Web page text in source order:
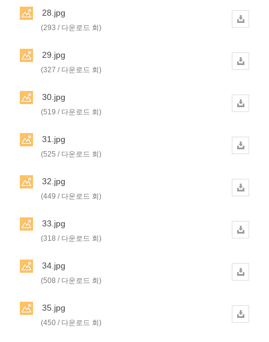
28.jpg
(293 / 다운로드 회)
29.jpg
(327 / 다운로드 회)
30.jpg
(519 / 다운로드 회)
31.jpg
(525 / 다운로드 회)
32.jpg
(449 / 다운로드 회)
33.jpg
(318 / 다운로드 회)
34.jpg
(508 / 다운로드 회)
35.jpg
(450 / 다운로드 회)